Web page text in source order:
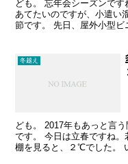
ども。 忘年会シーズンで
あてたいのですが、小遣い
節です。 先日、屋外小型
冬越え
ども。 2017年もあっと言
です。 今日は立春ですね
棚を見ると、２℃でした。